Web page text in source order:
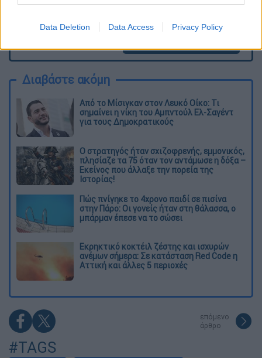
Data Deletion Data Access Privacy Policy
Διαβάστε ακόμη
Από το Μίσιγκαν στον Λευκό Οίκο: Τι
σημαίνει η νίκη του Αμπντούλ Ελ-Σαγέντ
για τους Δημοκρατικούς
O στρατηγός ήταν σχιζοφρενής, εμμονικός,
πλησίαζε τα 75 όταν τον αντάμωσε η δόξα –
Εκείνος που άλλαξε την πορεία της
Ιστορίας!
Πώς πνίγηκε το 4χρονο παιδί σε πισίνα
στην Πάρο: Οι γονείς ήταν στη θάλασσα, ο
μπάρμαν έπεσε να το σώσει
Εκρηκτικό κοκτέιλ ζέστης και ισχυρών
ανέμων σήμερα: Σε κατάσταση Red Code η
Αττική και άλλες 5 περιοχές
επόμενο
άρθρο
#TAGS